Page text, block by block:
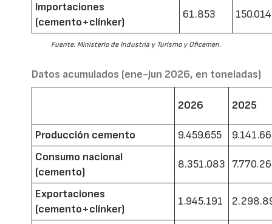
Importaciones
(cemento+clínker)
61.853 150.014
Fuente: Ministerio de Industria y Turismo y Oficemen.
Datos acumulados (ene-jun 2026, en toneladas)
2026 2025
Producción cemento 9.459.655
Consumo nacional
(cemento)
8.351.083
Exportaciones
(cemento+clínker)
1.945.191